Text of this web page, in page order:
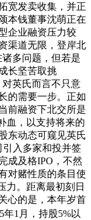
宽发卖收集，并正
本钱董事沈萌正在
企业融资压力较
渠道无限，登岸北
多问题，但若是
长坚苦取挑
英氏而言不只意
的需要一步。正如
前融资下北交所是
血，以支持将来的
东动态可窥见英氏
引入多家和投并签
成及格IPO，不然
对赌性质的条目使
力。距离最初刻日
心的是，本年岁首
1月，持股5%以